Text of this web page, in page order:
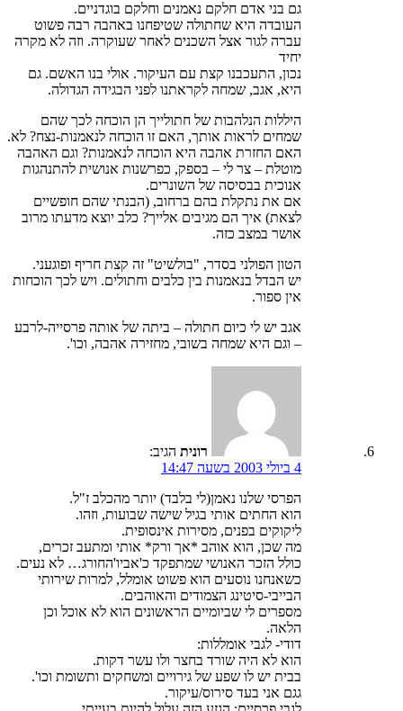
גם בני אדם חלקם נאמנים וחלקם בוגדניים.
העובדה היא שחתולה שטיפחנו באהבה רבה פשוט
עברה לגור אצל השכנים לאחר שעוקרה. וזה לא מקרה
יחיד
נכון, התעכבנו קצת עם העיקור. אולי בנו האשם. גם
היא, אגב, שמחה לקראתנו לפני הבגידה הגדולה.
היללות הנלהבות של חתולייך הן הוכחה לכך שהם
שמחים לראות אותך, האם זו הוכחה לנאמנות-נצח? לא.
האם החזרת אהבה היא הוכחה לנאמנות? וגם האהבה
מוטלת – צר לי – בספק, כפרשנות אנושית להתנהגות
אנוכית בבסיסה של השונרים.
אם את נתקלת בהם ברחוב, (הבנתי שהם חופשיים
לצאת) איך הם מגיבים אלייך? כלב יוצא מדעתו מרוב
אושר במצב כזה.
הטון הפולני בסדר, "בולשיט" זה קצת חריף ופוגעני.
יש הבדל בנאמנות בין כלבים וחתולים. ויש לכך הוכחות
אין ספור.
אגב יש לי כיום חתולה – ביתה של אותה פרסייה-לרבע
– וגם היא שמחה בשובי, מחזירה אהבה, וכו'.
רונית הגיב:
4 ביולי 2003 בשעה 14:47
הפרסי שלנו נאמן(לי בלבד) יותר מהכלב ז"ל.
הוא החתים אותי בגיל שישה שבועות, וזהו.
ליקוקים בפנים, מסירות אינסופית.
מה שכן, הוא אוהב *אך ורק* אותי ומתעב זכרים,
כולל הזכר האנושי שמתפקד כ'אביו'החורג… לא נעים.
כשאנחנו נוסעים הוא פשוט אומלל, למרות שירותי
הבייבי-סיטינג הצמודים והאוהבים.
מספרים לי שביומיים הראשונים הוא לא אוכל וכן
הלאה.
דודי- לגבי אומללות:
הוא לא היה שורד בחצר ולו עשר דקות.
בבית יש לו שפע של גירויים ומשחקים ותשומת וכו'.
גגם אני בעד סירוס/עיקור.